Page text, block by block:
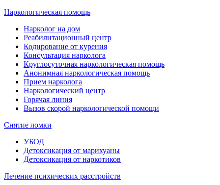
Наркологическая помощь
Нарколог на дом
Реабилитационный центр
Кодирование от курения
Консультация нарколога
Круглосуточная наркологическая помощь
Анонимная наркологическая помощь
Прием нарколога
Наркологический центр
Горячая линия
Вызов скорой наркологической помощи
Снятие ломки
УБОД
Детоксикация от марихуаны
Детоксикация от наркотиков
Лечение психических расстройств